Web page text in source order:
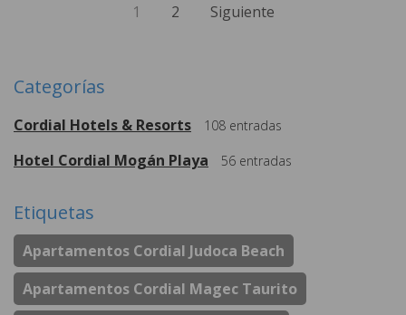
1 2 Siguiente
Categorías
Cordial Hotels & Resorts 108 entradas
Hotel Cordial Mogán Playa 56 entradas
Etiquetas
Apartamentos Cordial Judoca Beach
Apartamentos Cordial Magec Taurito